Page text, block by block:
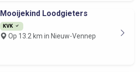
Mooijekind Loodgieters
KVK
Op 13.2 km in Nieuw-Vennep